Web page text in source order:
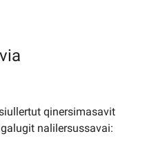
qinersimasavit
nalilersussavai: